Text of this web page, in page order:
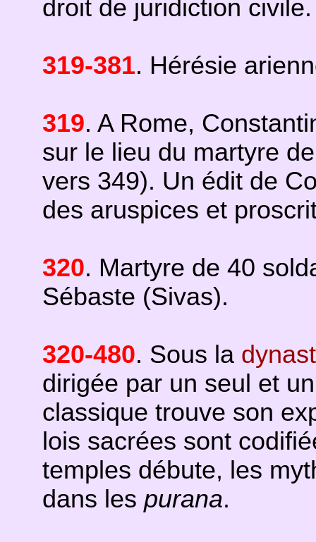
droit de juridiction civile.
319-381. Hérésie
319. A Rome,
sur le lieu du martyre
vers 349). Un édit de
des aruspices et
320. Martyre de 40
Sébaste (Sivas).
320-480. Sous la
dirigée par un seul et
classique trouve son
lois sacrées sont
temples débute, les
dans les purana.